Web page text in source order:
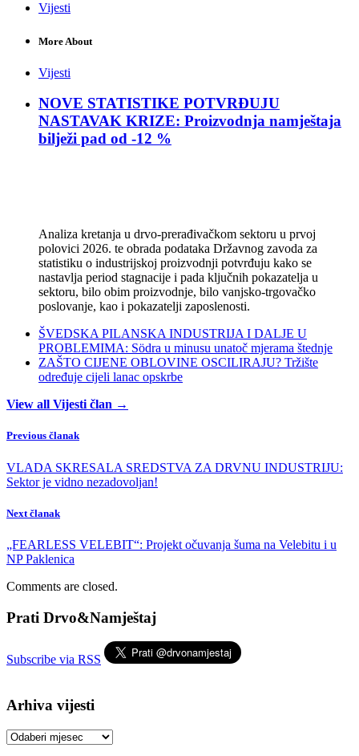
Vijesti
More About
Vijesti
NOVE STATISTIKE POTVRĐUJU
NASTAVAK KRIZE: Proizvodnja namještaja
bilježi pad od -12 %
Analiza kretanja u drvo-prerađivačkom sektoru u prvoj
polovici 2026. te obrada podataka Državnog zavoda za
statistiku o industrijskoj proizvodnji potvrđuju kako se
nastavlja period stagnacije i pada ključnih pokazatelja u
sektoru, bilo obim proizvodnje, bilo vanjsko-trgovačko
poslovanje, kao i pokazatelji zaposlenosti.
ŠVEDSKA PILANSKA INDUSTRIJA I DALJE U
PROBLEMIMA: Södra u minusu unatoč mjerama štednje
ZAŠTO CIJENE OBLOVINE OSCILIRAJU? Tržište
određuje cijeli lanac opskrbe
View all Vijesti član →
Previous članak
VLADA SKRESALA SREDSTVA ZA DRVNU INDUSTRIJU:
Sektor je vidno nezadovoljan!
Next članak
„FEARLESS VELEBIT“: Projekt očuvanja šuma na Velebitu i u
NP Paklenica
Comments are closed.
Prati Drvo&Namještaj
Subscribe via RSS
Arhiva vijesti
Arhiva